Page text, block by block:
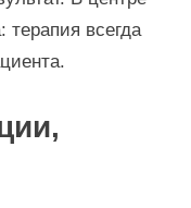
терапия всегда